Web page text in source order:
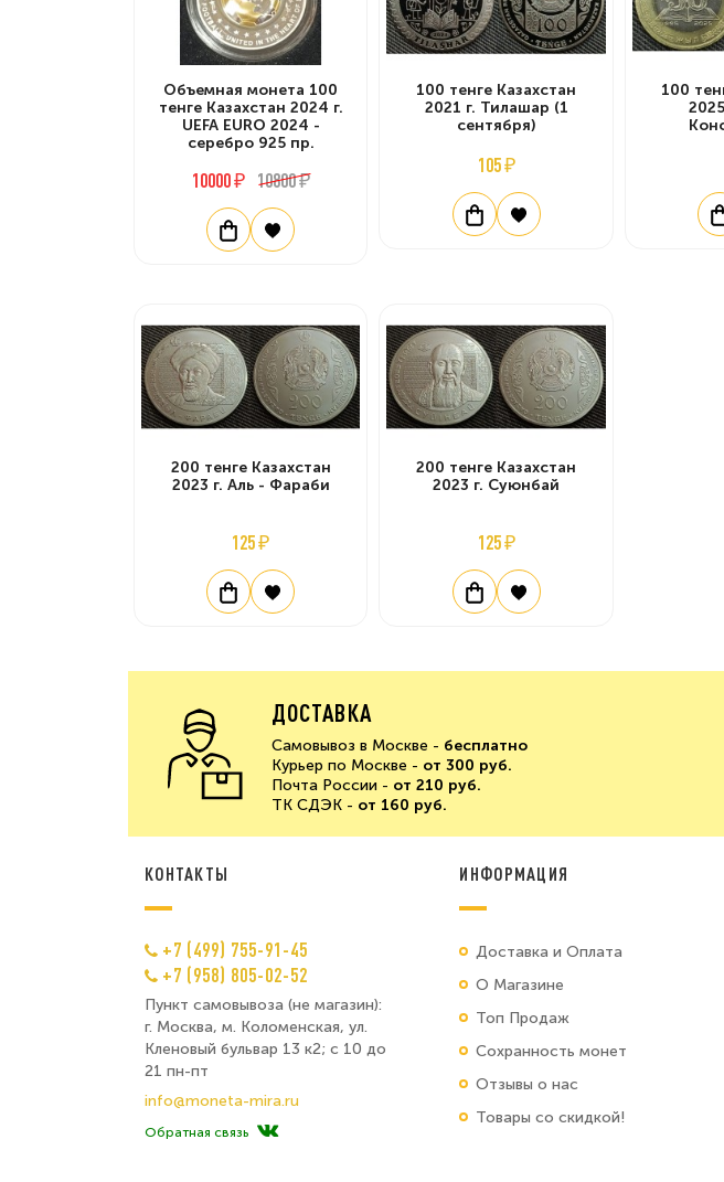
Объемная монета 100
тенге Казахстан 2024 г.
UEFA EURO 2024 -
серебро 925 пр.
10000 ₽ 10800 ₽
100 тенге Казахстан
2021 г. Тилашар (1
сентября)
105 ₽
100
200 тенге Казахстан
2023 г. Аль - Фараби
125 ₽
200 тенге Казахстан
2023 г. Суюнбай
125 ₽
ДОСТАВКА
Самовывоз в Москве - бесплатно
Курьер по Москве - от 300 руб.
Почта России - от 210 руб.
ТК СДЭК - от 160 руб.
КОНТАКТЫ
+7 (499) 755-91-45
+7 (958) 805-02-52
Пункт самовывоза (не магазин):
г. Москва, м. Коломенская, ул.
Кленовый бульвар 13 к2; с 10 до
21 пн-пт
info@moneta-mira.ru
Обратная связь
ИНФОРМАЦИЯ
Доставка и Оплата
О Магазине
Топ Продаж
Сохранность монет
Отзывы о нас
Товары со скидкой!